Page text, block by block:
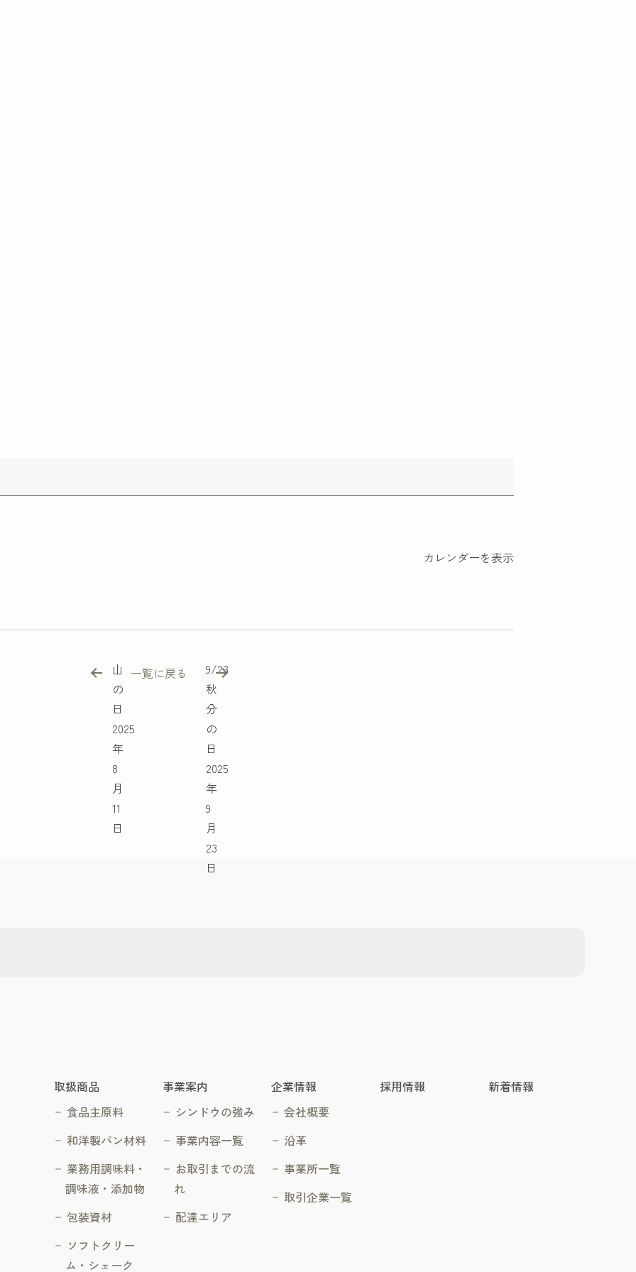
カレンダーを表示
山
の
日
2025
年
8
月
11
日
一覧に戻る
9/23
秋
分
の
日
2025
年
9
月
23
日
取扱商品
食品主原料
和洋製パン材料
業務用調味料・
調味液・添加物
包装資材
ソフトクリー
ム・シェーク
事業案内
シンドウの強み
事業内容一覧
お取引までの流
れ
配達エリア
企業情報
会社概要
沿革
事業所一覧
取引企業一覧
採用情報 新着情報